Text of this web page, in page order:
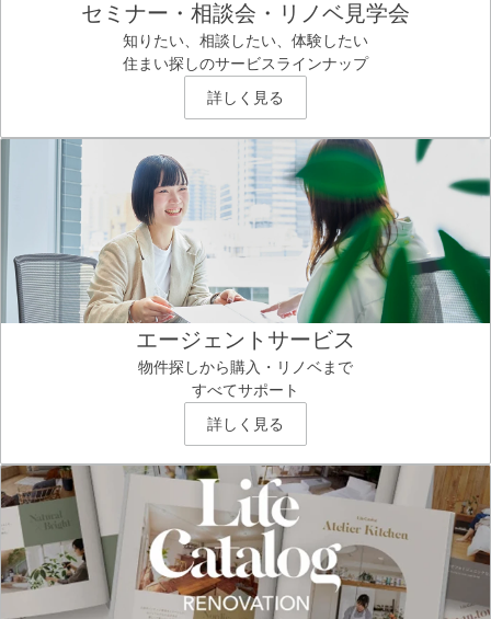
セミナー・相談会・リノベ見学会
知りたい、相談したい、体験したい
住まい探しのサービスラインナップ
詳しく見る
エージェントサービス
物件探しから購入・リノベまで
すべてサポート
詳しく見る